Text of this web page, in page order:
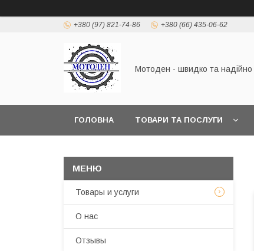
+380 (97) 821-74-86 +380 (66) 435-06-62
Мотоден - швидко та надійно
ГОЛОВНА ТОВАРИ ТА ПОСЛУГИ
Товары и услуги
О нас
Отзывы